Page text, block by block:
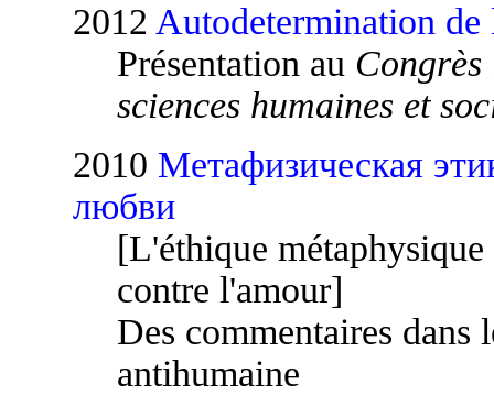
2012 Autodetermination
Présentation au
sciences humaines et
2010 Метафизическая
любви
[L'éthique
contre l'amour]
Des commentaires dans
antihumaine